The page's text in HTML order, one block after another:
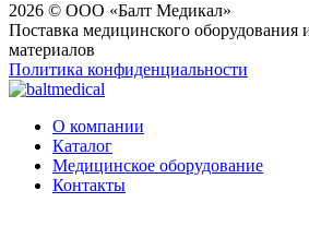
2026 © ООО «Балт Медикал»
Поставка медицинского оборудования
материалов
Политика конфиденциальности
О компании
Каталог
Медицинское оборудование
Контакты